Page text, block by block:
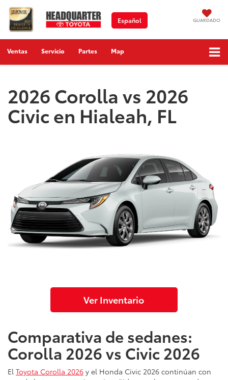
Español GUARDADO
Ventas Servicio Partes Map
2026 Corolla vs 2026
Civic en Hialeah, FL
Ver Inventario
Comparativa de sedanes:
Corolla 2026 vs Civic 2026
El Toyota Corolla 2026 y el Honda Civic 2026 continúan con